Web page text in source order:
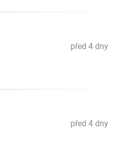
před 4 dny
před 4 dny